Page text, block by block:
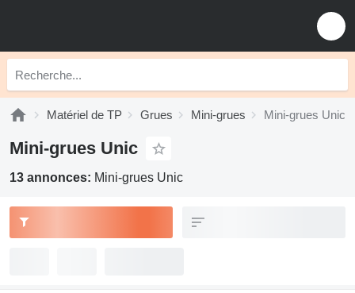
Matériel de TP Grues Mini-grues Mini-grues Unic
Mini-grues Unic
13 annonces: Mini-grues Unic